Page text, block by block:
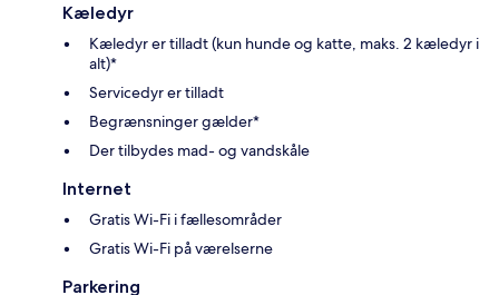
Kæledyr
Kæledyr er tilladt (kun hunde og katte, maks. 2 kæledyr i
alt)*
Servicedyr er tilladt
Begrænsninger gælder*
Der tilbydes mad- og vandskåle
Internet
Gratis Wi-Fi i fællesområder
Gratis Wi-Fi på værelserne
Parkering